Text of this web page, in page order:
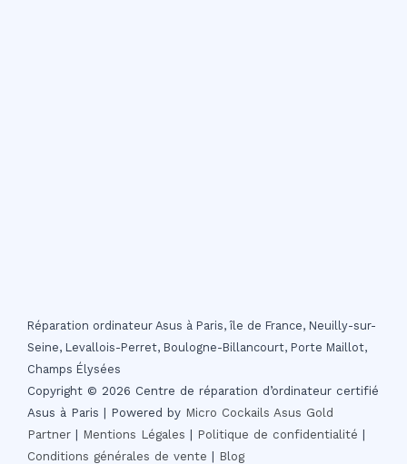
Réparation ordinateur Asus à Paris, île de France, Neuilly-sur-
Seine, Levallois-Perret, Boulogne-Billancourt, Porte Maillot,
Champs Élysées
Copyright © 2026 Centre de réparation d’ordinateur certifié
Asus à Paris | Powered by Micro Cockails Asus Gold
Partner
Mentions Légales Politique de confidentialité
Conditions générales de vente
Blog